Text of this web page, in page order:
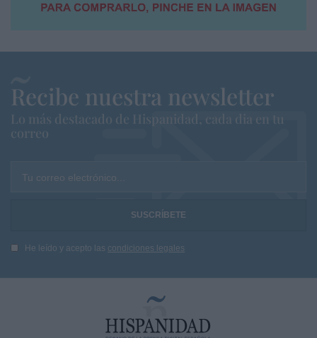
Recibe nuestra newsletter
Lo más destacado de Hispanidad, cada dia en tu
correo
Tu correo electrónico...
He leído y acepto las condiciones legales